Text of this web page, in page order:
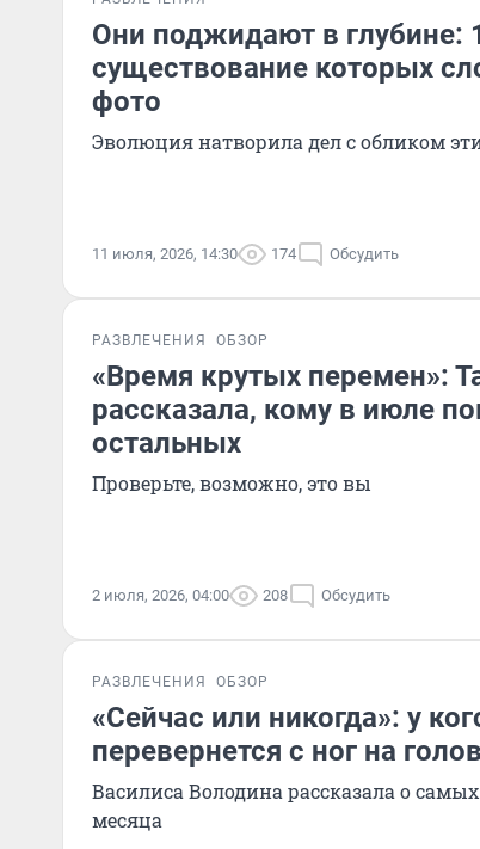
Они поджидают в глубине:
существование которых
фото
Эволюция натворила дел с обликом
11 июля, 2026, 14:30 174 Обсудить
РАЗВЛЕЧЕНИЯ ОБЗОР
«Время крутых перемен»:
рассказала, кому в июле
остальных
Проверьте, возможно, это вы
2 июля, 2026, 04:00 208 Обсудить
РАЗВЛЕЧЕНИЯ ОБЗОР
«Сейчас или никогда»: у
перевернется с ног на
Василиса Володина рассказала о
месяца